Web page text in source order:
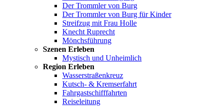
Der Trommler von Burg
Der Trommler von Burg für Kinder
Streifzug mit Frau Holle
Knecht Ruprecht
Mönchsführung
Szenen Erleben
Mystisch und Unheimlich
Region Erleben
Wasserstraßenkreuz
Kutsch- & Kremserfahrt
Fahrgastschifffahrten
Reiseleitung